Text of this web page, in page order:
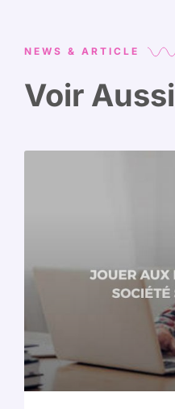
NEWS & ARTICLE
Voir Aussi